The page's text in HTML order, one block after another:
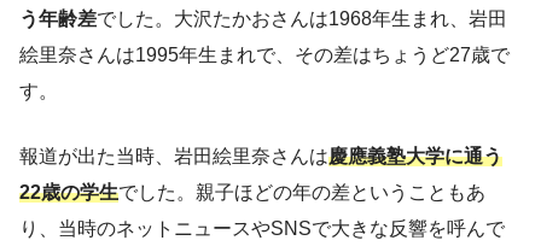
う年齢差でした。大沢たかおさんは1968年生まれ、岩田
絵里奈さんは1995年生まれで、その差はちょうど27歳で
す。
報道が出た当時、岩田絵里奈さんは慶應義塾大学に通う
22歳の学生でした。親子ほどの年の差ということもあ
り、当時のネットニュースやSNSで大きな反響を呼んで